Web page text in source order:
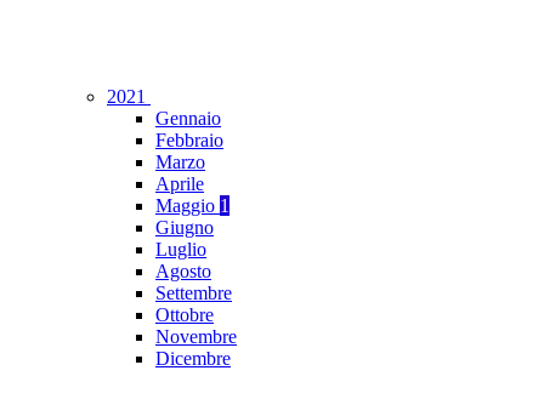
2021
Gennaio
Febbraio
Marzo
Aprile
Maggio 1
Giugno
Luglio
Agosto
Settembre
Ottobre
Novembre
Dicembre